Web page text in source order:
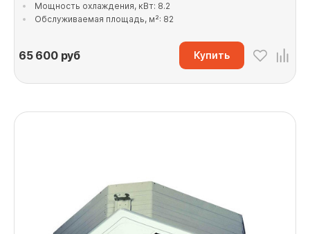
Мощность охлаждения, кВт: 8.2
Обслуживаемая площадь, м²: 82
65 600руб Купить